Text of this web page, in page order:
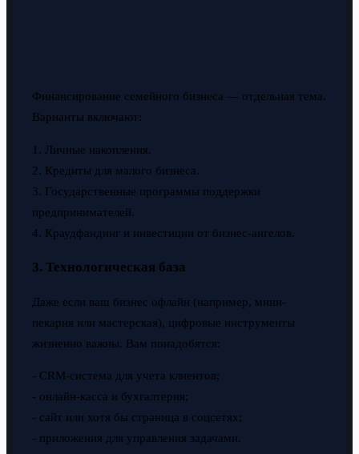
Финансирование семейного бизнеса — отдельная тема.
Варианты включают:
1. Личные накопления.
2. Кредиты для малого бизнеса.
3. Государственные программы поддержки
предпринимателей.
4. Краудфандинг и инвестиции от бизнес-ангелов.
3. Технологическая база
Даже если ваш бизнес офлайн (например, мини-
пекарня или мастерская), цифровые инструменты
жизненно важны. Вам понадобятся:
- CRM-система для учета клиентов;
- онлайн-касса и бухгалтерия;
- сайт или хотя бы страница в соцсетях;
- приложения для управления задачами.